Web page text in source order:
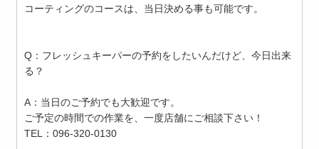
コーティングのコースは、当日決める事も可能です。
Q：フレッシュキーパーの予約をしたいんだけど、今日出来
る？
A：当日のご予約でも大歓迎です。
ご予定の時間での作業を、一度店舗にご相談下さい！
TEL：096-320-0130